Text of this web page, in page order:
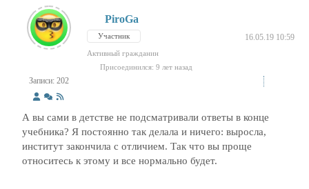
Записи: 202
PiroGa
Участник 16.05.19 10:59
Активный гражданин
Присоединился: 9 лет назад
А вы сами в детстве не подсматривали ответы в конце
учебника? Я постоянно так делала и ничего: выросла,
институт закончила с отличием. Так что вы проще
относитесь к этому и все нормально будет.